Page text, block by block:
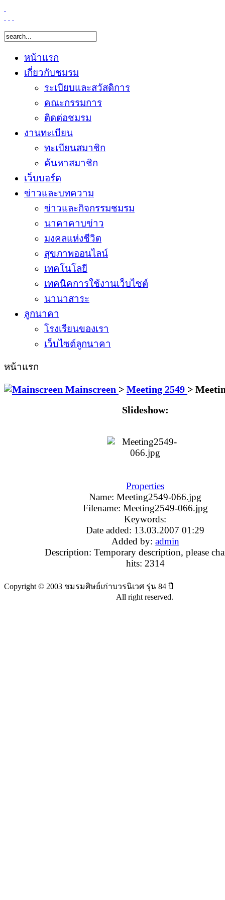
หน้าแรก
เกี่ยวกับชมรม
ระเบียบและสวัสดิการ
คณะกรรมการ
ติดต่อชมรม
งานทะเบียน
ทะเบียนสมาชิก
ค้นหาสมาชิก
เว็บบอร์ด
ข่าวและบทความ
ข่าวและกิจกรรมชมรม
นาคาคาบข่าว
มงคลแห่งชีวิต
สุขภาพออนไลน์
เทคโนโลยี
เทคนิคการใช้งานเว็บไซต์
นานาสาระ
ลูกนาคา
โรงเรียนของเรา
เว็บไซต์ลูกนาคา
หน้าแรก
Mainscreen > Meeting 2549 >
Slideshow:
Properties
Name: Meeting2549-066.jpg
Filename: Meeting2549-066.jpg
Keywords:
Date added: 13.03.2007 01:29
Added by: admin
Description: Temporary description, please
hits: 2314
Copyright © 2003 ชมรมศิษย์เก่าบวรนิเวศ รุ่น 84 ปี
All right reserved.